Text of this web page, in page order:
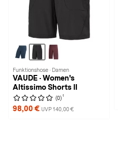
Funktionshose · Damen
VAUDE · Women's
Altissimo Shorts II
(0) 1
98,00 € UVP 140,00 €